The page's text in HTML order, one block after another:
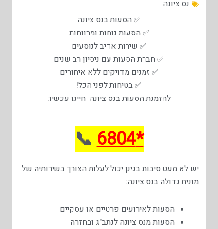
נס ציונה
✅ הסעות בנס ציונה
✅ הסעות נוחות ומרווחות
✅ שירות אדיב לנוסעים
✅ חברת הסעות עם ניסיון רב שנים
✅ זמנים מדויקים ללא איחורים
✅ בטיחות לפני הכל!
להזמנת הסעות בנס ציונה חייגו עכשיו:
*6804
📞
יש לא מעט סיבות בגינן יכול לעלות הצורך בשירותיה של
מונית גדולה בנס ציונה:
הסעות לאירועים פרטיים או עסקיים
הסעות מנס ציונה לנתב"ג ובחזרה